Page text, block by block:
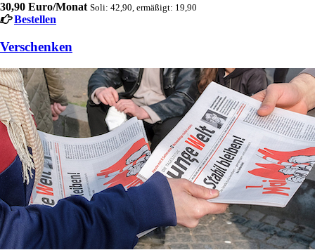
30,90 Euro/Monat Soli: 42,90, ermäßigt: 19,90
Bestellen
Verschenken